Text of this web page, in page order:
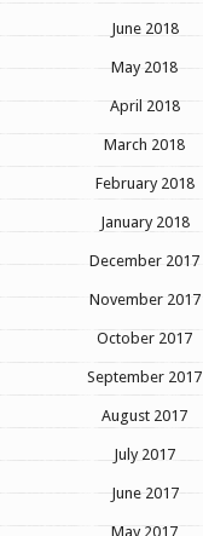
June 2018
May 2018
April 2018
March 2018
February 2018
January 2018
December 2017
November 2017
October 2017
September 2017
August 2017
July 2017
June 2017
May 2017